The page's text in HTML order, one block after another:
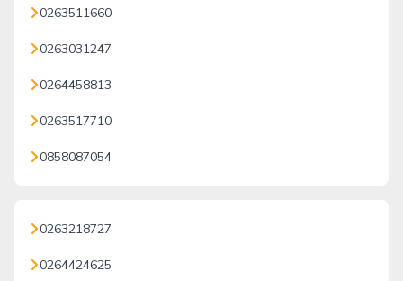
0263511660
0263031247
0264458813
0263517710
0858087054
0263218727
0264424625